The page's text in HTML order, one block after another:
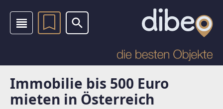
Immobilie bis 500 Euro
mieten in Österreich